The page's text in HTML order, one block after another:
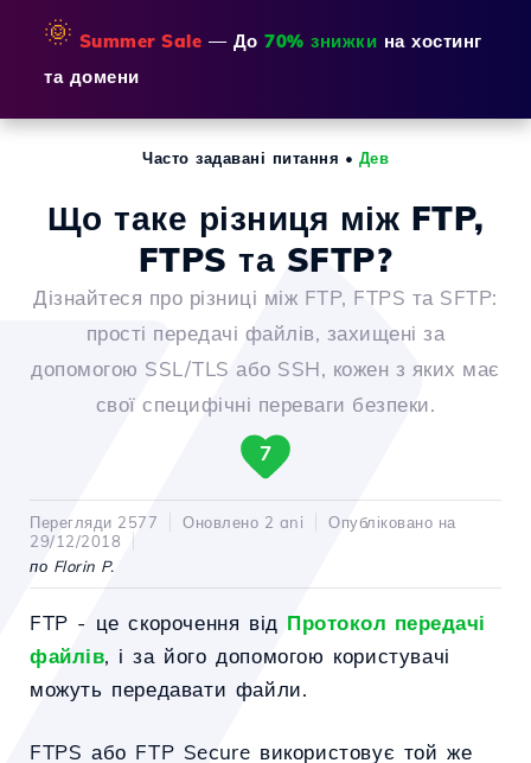
🌞 Summer Sale — До 70% знижки на хостинг
та домени
Часто задавані питання • Дев
Що таке різниця між FTP,
FTPS та SFTP?
Дізнайтеся про різниці між FTP, FTPS та SFTP:
прості передачі файлів, захищені за
допомогою SSL/TLS або SSH, кожен з яких має
свої специфічні переваги безпеки.
7
Перегляди 2577 Оновлено 2 ani
Опубліковано на
29/12/2018
по Florin P.
FTP - це скорочення від Протокол передачі
файлів, і за його допомогою користувачі
можуть передавати файли.
FTPS або FTP Secure використовує той же